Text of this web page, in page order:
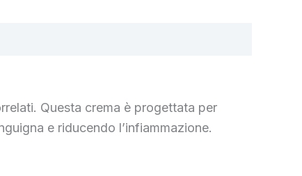
Questa crema è progettata per
e riducendo l’infiammazione.